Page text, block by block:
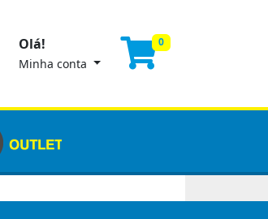
Olá!
Minha conta
0